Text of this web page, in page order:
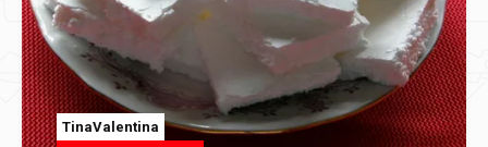
TinaValentina